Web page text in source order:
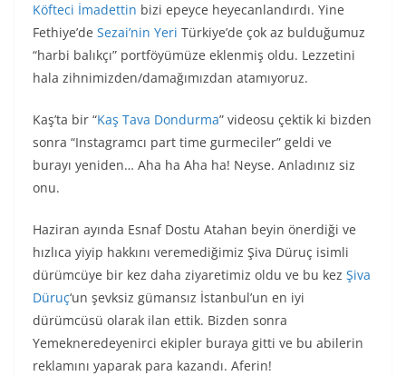
Köfteci İmadettin bizi epeyce heyecanlandırdı. Yine
Fethiye’de Sezai’nin Yeri Türkiye’de çok az bulduğumuz
“harbi balıkçı” portföyümüze eklenmiş oldu. Lezzetini
hala zihnimizden/damağımızdan atamıyoruz.
Kaş’ta bir “Kaş Tava Dondurma” videosu çektik ki bizden
sonra “Instagramcı part time gurmeciler” geldi ve
burayı yeniden… Aha ha Aha ha! Neyse. Anladınız siz
onu.
Haziran ayında Esnaf Dostu Atahan beyin önerdiği ve
hızlıca yiyip hakkını veremediğimiz Şiva Düruç isimli
dürümcüye bir kez daha ziyaretimiz oldu ve bu kez Şiva
Düruç‘un şevksiz gümansız İstanbul’un en iyi
dürümcüsü olarak ilan ettik. Bizden sonra
Yemekneredeyenirci ekipler buraya gitti ve bu abilerin
reklamını yaparak para kazandı. Aferin!